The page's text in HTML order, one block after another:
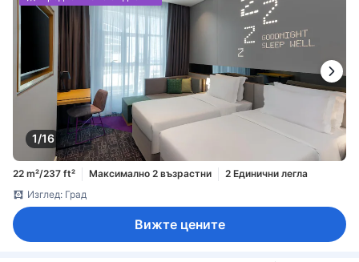
1/16
22 m²/237 ft² Максимално 2 възрастни
2 Единични легла
Изглед: Град
Вижте цените